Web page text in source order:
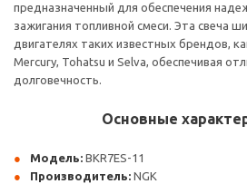
предназначенный для обеспечения
зажигания топливной смеси. Эта свеча
двигателях таких известных брендов,
Mercury, Tohatsu и Selva, обеспечивая
долговечность.
Основные
Модель: BKR7ES-11
Производитель: NGK